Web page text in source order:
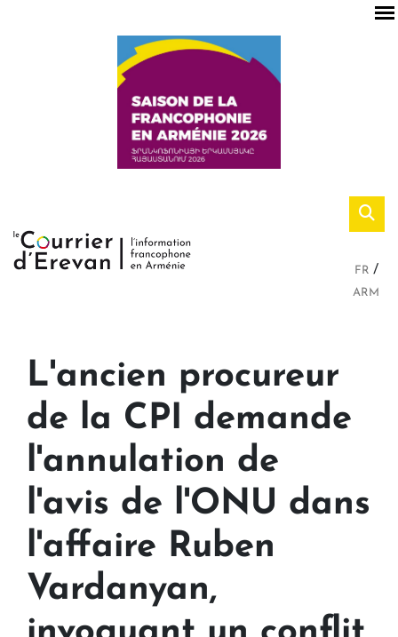
FR
ARM
L'ancien procureur
de la CPI demande
l'annulation de
l'avis de l'ONU dans
l'affaire Ruben
Vardanyan,